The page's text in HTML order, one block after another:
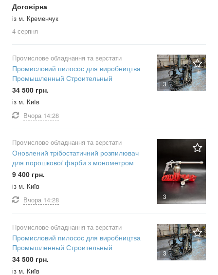
Договірна
із м. Кременчук
4 серпня
3
Промислове обладнання та верстати
Промисловий пилосос для виробництва
Промышленный Строительный
34 500 грн.
із м. Київ
Вчора 14:28
3
Промислове обладнання та верстати
Оновлений трібостатичний розпилювач
для порошкової фарби з монометром
9 400 грн.
із м. Київ
Вчора 14:28
3
Промислове обладнання та верстати
Промисловий пилосос для виробництва
Промышленный Строительный
34 500 грн.
із м. Київ